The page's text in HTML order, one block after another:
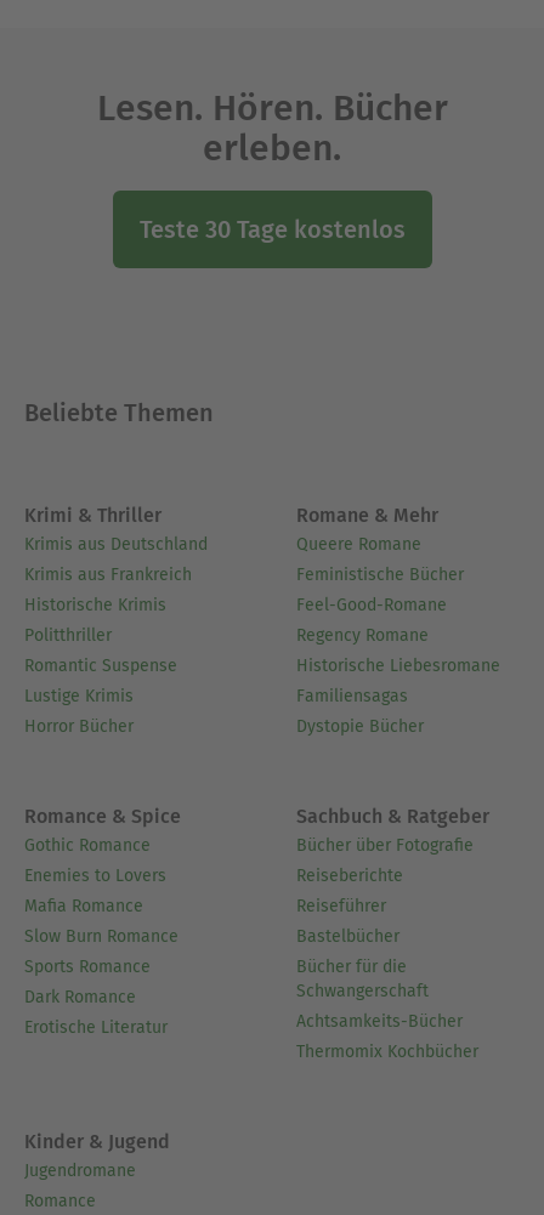
Lesen. Hören. Bücher
erleben.
Teste 30 Tage kostenlos
Beliebte Themen
Krimi & Thriller
Krimis aus Deutschland
Krimis aus Frankreich
Historische Krimis
Politthriller
Romantic Suspense
Lustige Krimis
Horror Bücher
Romane & Mehr
Queere Romane
Feministische Bücher
Feel-Good-Romane
Regency Romane
Historische Liebesromane
Familiensagas
Dystopie Bücher
Romance & Spice
Gothic Romance
Enemies to Lovers
Mafia Romance
Slow Burn Romance
Sports Romance
Dark Romance
Erotische Literatur
Sachbuch & Ratgeber
Bücher über Fotografie
Reiseberichte
Reiseführer
Bastelbücher
Bücher für die
Schwangerschaft
Achtsamkeits-Bücher
Thermomix Kochbücher
Kinder & Jugend
Jugendromane
Romance